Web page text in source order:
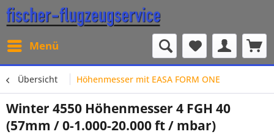
Menü
Übersicht Höhenmesser mit EASA FORM ONE
Winter 4550 Höhenmesser 4 FGH 40
(57mm / 0-1.000-20.000 ft / mbar)